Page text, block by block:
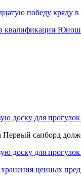
победу кряду в
квалификации
доску для
Первый сапборд
доску для
ценных